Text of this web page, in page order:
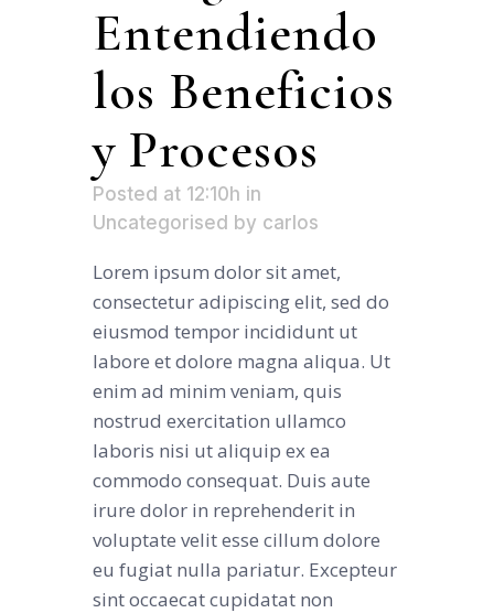
Entendiendo
los Beneficios
y Procesos
Posted at 12:10h in
Uncategorised by carlos
Lorem ipsum dolor sit amet,
consectetur adipiscing elit, sed do
eiusmod tempor incididunt ut
labore et dolore magna aliqua. Ut
enim ad minim veniam, quis
nostrud exercitation ullamco
laboris nisi ut aliquip ex ea
commodo consequat. Duis aute
irure dolor in reprehenderit in
voluptate velit esse cillum dolore
eu fugiat nulla pariatur. Excepteur
sint occaecat cupidatat non